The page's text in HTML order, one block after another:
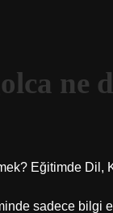
ne
Eğitimde Dil,
sadece bilgi